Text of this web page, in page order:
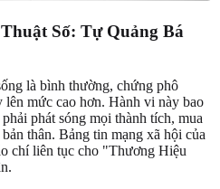
Số: Tự Quảng Bá
là bình thường, chứng phô
mức cao hơn. Hành vi này bao
phát sóng mọi thành tích, mua
thân. Bảng tin mạng xã hội của
chí liên tục cho "Thương Hiệu